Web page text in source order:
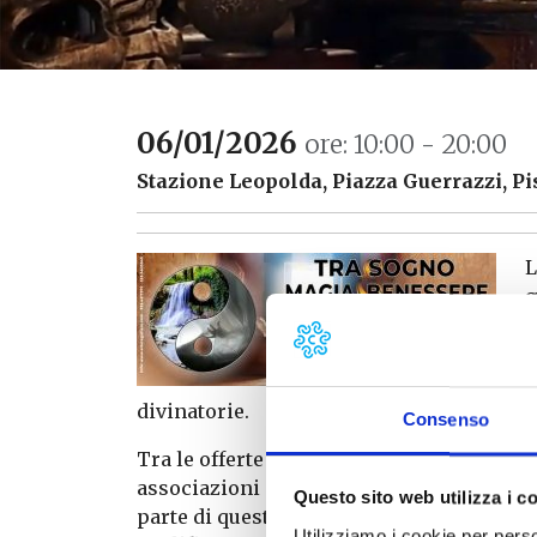
Consenso
Questo sito web utilizza i
06/01/2026 ore: 10:00 - 20:00
Stazione Leopolda, Piazza Guerrazzi,
divinatorie.
Tra le offerte spiccano le iniziative
associazioni e personaggi noti non solo
parte di questo “antico sapere”, è stato